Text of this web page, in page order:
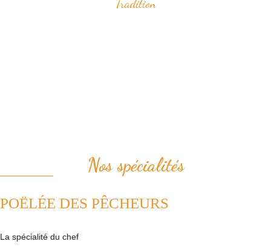
Tradition
Nos spécialités
POËLÉE DES PÊCHEURS
La spécialité du chef